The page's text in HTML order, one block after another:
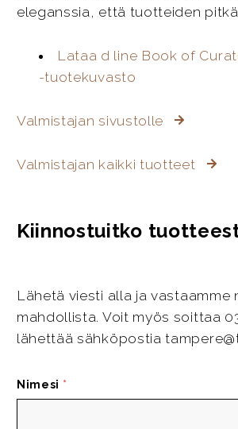
eleganssia, että tuotteiden
Lataa d line Book of
-tuotekuvasto
Valmistajan sivustolle
Valmistajan kaikki tuotteet
Kiinnostuitko
Lähetä viesti alla ja vastaamme
mahdollista. Voit myös soittaa
lähettää sähköpostia
Nimesi *